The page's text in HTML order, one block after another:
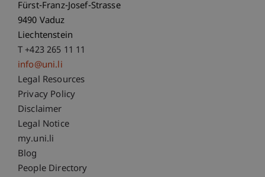
Fürst-Franz-Josef-Strasse
9490 Vaduz
Liechtenstein
T +423 265 11 11
info@uni.li
Fußzeile Rechtliche Hinweise
Legal Resources
Privacy Policy
Disclaimer
Legal Notice
Fußzeile Subdomain-Verzeichnis
my.uni.li
Blog
People Directory